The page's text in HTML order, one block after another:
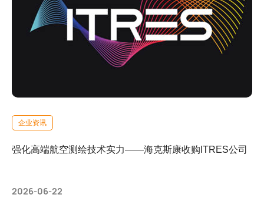
企业资讯
强化高端航空测绘技术实力——海克斯康收购ITRES公司
2026-06-22